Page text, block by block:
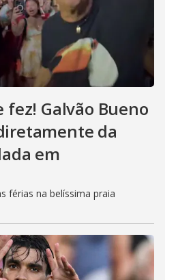
fez! Galvão Bueno
da
em
férias na belíssima praia